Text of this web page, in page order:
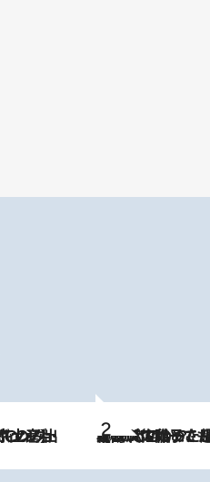
2026.8.5
【阿川佐和子さんの年とる力】なぜ70代で始めた趣味は“こんなに楽しい”のか？ ピアノ、俳句…スランプに陥っても続けられる“ある秘訣”とは